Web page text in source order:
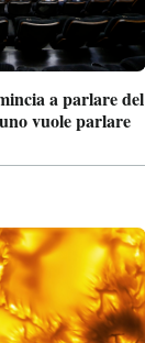
a parlare del
vuole parlare